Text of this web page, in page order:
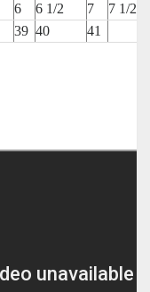
6 6 1/2 7
7 1/2
39 40 41